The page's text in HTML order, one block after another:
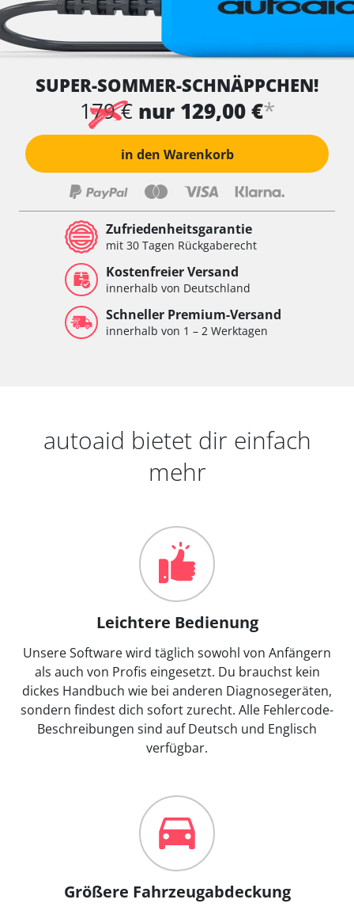
SUPER-SOMMER-SCHNÄPPCHEN!
179 € nur 129,00 €*
in den Warenkorb
Zufriedenheitsgarantie
mit 30 Tagen Rückgaberecht
Kostenfreier Versand
innerhalb von Deutschland
Schneller Premium-Versand
innerhalb von 1 – 2 Werktagen
autoaid bietet dir einfach
mehr
Leichtere Bedienung
Unsere Software wird täglich sowohl von Anfängern
als auch von Profis eingesetzt. Du brauchst kein
dickes Handbuch wie bei anderen Diagnosegeräten,
sondern findest dich sofort zurecht. Alle Fehlercode-
Beschreibungen sind auf Deutsch und Englisch
verfügbar.
Größere Fahrzeugabdeckung